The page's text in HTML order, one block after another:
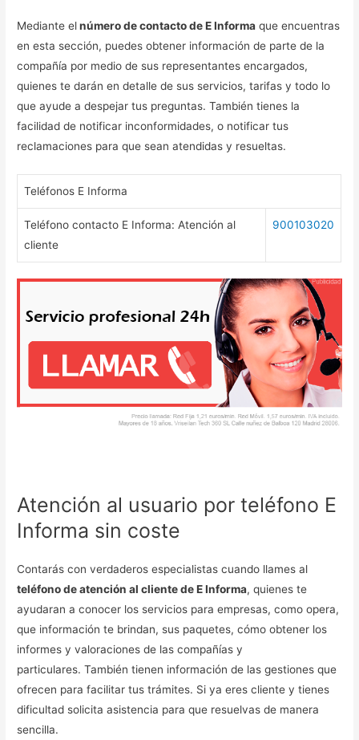
Mediante elnúmero de contacto de E Informa que encuentras
en esta sección, puedes obtener información de parte de la
compañía por medio de sus representantes encargados,
quienes te darán en detalle de sus servicios, tarifas y todo lo
que ayude a despejar tus preguntas. También tienes la
facilidad de notificar inconformidades, o notificar tus
reclamaciones para que sean atendidas y resueltas.
Teléfonos E Informa
Teléfono contacto E Informa: Atención al
cliente
900103020
Atención al usuario por teléfono E
Informa sin coste
Contarás con verdaderos especialistas cuando llames al
teléfono de atención al cliente de E Informa, quienes te
ayudaran a conocer los servicios para empresas, como opera,
que información te brindan, sus paquetes, cómo obtener los
informes y valoraciones de las compañías y
particulares. También tienen información de las gestiones que
ofrecen para facilitar tus trámites. Si ya eres cliente y tienes
dificultad solicita asistencia para que resuelvas de manera
sencilla.